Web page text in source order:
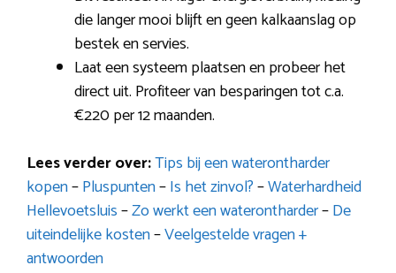
die langer mooi blijft en geen kalkaanslag op
bestek en servies.
Laat een systeem plaatsen en probeer het
direct uit. Profiteer van besparingen tot c.a.
€220 per 12 maanden.
Lees verder over:Tips bij een waterontharder
kopen–Pluspunten–Is het zinvol?–Waterhardheid
Hellevoetsluis–Zo werkt een waterontharder–De
uiteindelijke kosten–Veelgestelde vragen +
antwoorden